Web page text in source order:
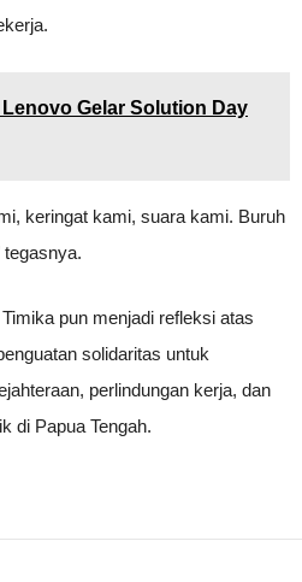
Lenovo Gelar Solution Day
keringat kami, suara kami. Buruh
tegasnya.
pun menjadi refleksi atas
solidaritas untuk
perlindungan kerja, dan
di Papua Tengah.